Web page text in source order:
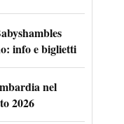
info e biglietti
nel
2026